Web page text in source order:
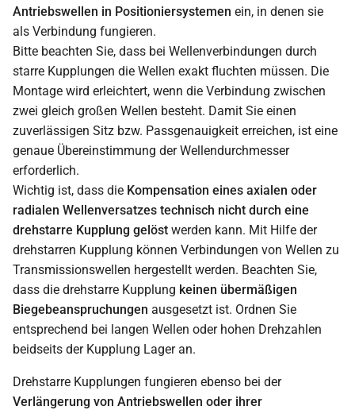
Antriebswellen in Positioniersystemen ein, in denen sie
als Verbindung fungieren.
Bitte beachten Sie, dass bei Wellenverbindungen durch
starre Kupplungen die Wellen exakt fluchten müssen. Die
Montage wird erleichtert, wenn die Verbindung zwischen
zwei gleich großen Wellen besteht. Damit Sie einen
zuverlässigen Sitz bzw. Passgenauigkeit erreichen, ist eine
genaue Übereinstimmung der Wellendurchmesser
erforderlich.
Wichtig ist, dass die Kompensation eines axialen oder
radialen Wellenversatzes technisch nicht durch eine
drehstarre Kupplung gelöst werden kann. Mit Hilfe der
drehstarren Kupplung können Verbindungen von Wellen zu
Transmissionswellen hergestellt werden. Beachten Sie,
dass die drehstarre Kupplung keinen übermäßigen
Biegebeanspruchungen ausgesetzt ist. Ordnen Sie
entsprechend bei langen Wellen oder hohen Drehzahlen
beidseits der Kupplung Lager an.
Drehstarre Kupplungen fungieren ebenso bei der
Verlängerung von Antriebswellen oder ihrer